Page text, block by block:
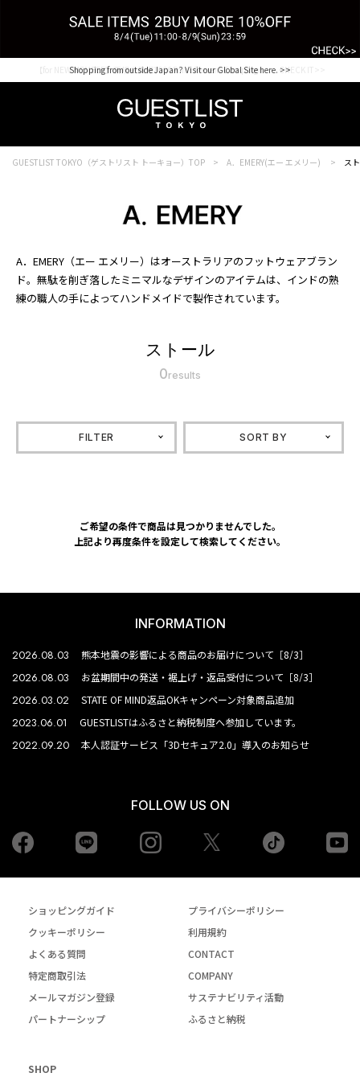
Shopping from outside Japan? Visit our Global Site here. >>
【for NEW MEMBER】新規会員様1000Point Present Campaign CHECK IT>>
GUESTLIST TOKYO（ゲストリスト トーキョー）TOP A．EMERY(エー エメリー) ス
A．EMERY（エー エメリー）はオーストラリアのフットウェアブラン
ド。無駄を削ぎ落したミニマルなデザインのアイテムは、インドの熟
練の職人の手によってハンドメイドで製作されています。
ストール
0results
FILTER SORT BY
ご希望の条件で商品は見つかりませんでした。
上記より再度条件を設定して検索してください。
INFORMATION
2026.08.03 熊本地震の影響による商品のお届けについて［8/3］
2026.08.03 お盆期間中の発送・裾上げ・返品受付について［8/3］
2026.03.02 STATE OF MIND返品OKキャンペーン対象商品追加
2023.06.01 GUESTLISTはふるさと納税制度へ参加しています。
2022.09.20 本人認証サービス「3Dセキュア2.0」導入のお知らせ
FOLLOW US ON
Facebook Instagram tiktok
ショッピングガイド
プライバシーポリシー
クッキーポリシー
利用規約
よくある質問
CONTACT
特定商取引法
COMPANY
メールマガジン登録
サステナビリティ活動
パートナーシップ
ふるさと納税
SHOP